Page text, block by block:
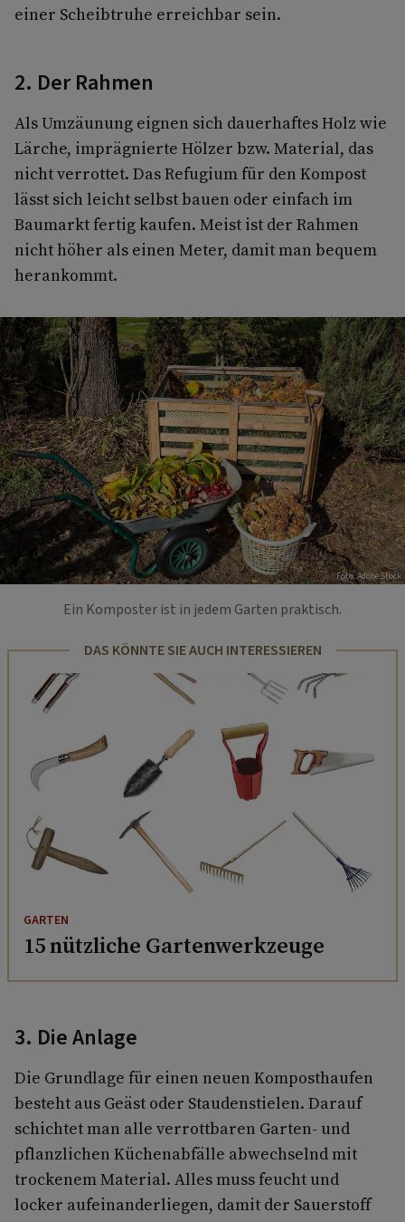
einer Scheibtruhe erreichbar sein.
2. Der Rahmen
Als Umzäunung eignen sich dauerhaftes Holz wie
Lärche, imprägnierte Hölzer bzw. Material, das
nicht verrottet. Das Refugium für den Kompost
lässt sich leicht selbst bauen oder einfach im
Baumarkt fertig kaufen. Meist ist der Rahmen
nicht höher als einen Meter, damit man bequem
herankommt.
Foto: Adobe Stock
Ein Komposter ist in jedem Garten praktisch.
DAS KÖNNTE SIE AUCH INTERESSIEREN
GARTEN
15 nützliche Gartenwerkzeuge
3. Die Anlage
Die Grundlage für einen neuen Komposthaufen
besteht aus Geäst oder Staudenstielen. Darauf
schichtet man alle verrottbaren Garten- und
pflanzlichen Küchenabfälle abwechselnd mit
trockenem Material. Alles muss feucht und
locker aufeinanderliegen, damit der Sauerstoff